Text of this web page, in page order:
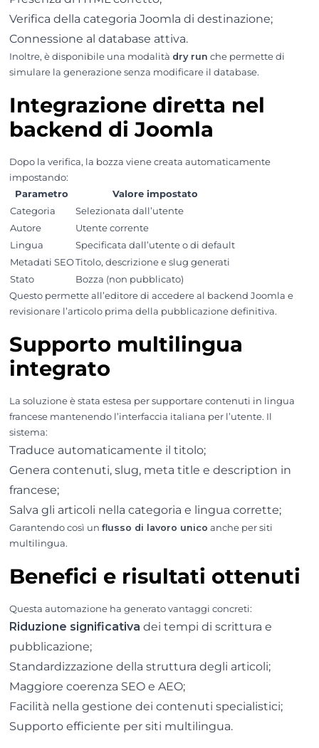
Verifica della categoria Joomla di destinazione;
Connessione al database attiva.
Inoltre, è disponibile una modalità dry run che permette di
simulare la generazione senza modificare il database.
Integrazione diretta nel
backend di Joomla
Dopo la verifica, la bozza viene creata automaticamente
impostando:
Parametro
Valore impostato
Categoria
Selezionata dall’utente
Autore
Utente corrente
Lingua
Specificata dall’utente o di default
Metadati SEOTitolo, descrizione e slug generati
Stato
Bozza (non pubblicato)
Questo permette all’editore di accedere al backend Joomla e
revisionare l’articolo prima della pubblicazione definitiva.
Supporto multilingua
integrato
La soluzione è stata estesa per supportare contenuti in lingua
francese mantenendo l’interfaccia italiana per l’utente. Il
sistema:
Traduce automaticamente il titolo;
Genera contenuti, slug, meta title e description in
francese;
Salva gli articoli nella categoria e lingua corrette;
Garantendo così un flusso di lavoro unico anche per siti
multilingua.
Benefici e risultati ottenuti
Questa automazione ha generato vantaggi concreti:
Riduzione significativa dei tempi di scrittura e
pubblicazione;
Standardizzazione della struttura degli articoli;
Maggiore coerenza SEO e AEO;
Facilità nella gestione dei contenuti specialistici;
Supporto efficiente per siti multilingua.